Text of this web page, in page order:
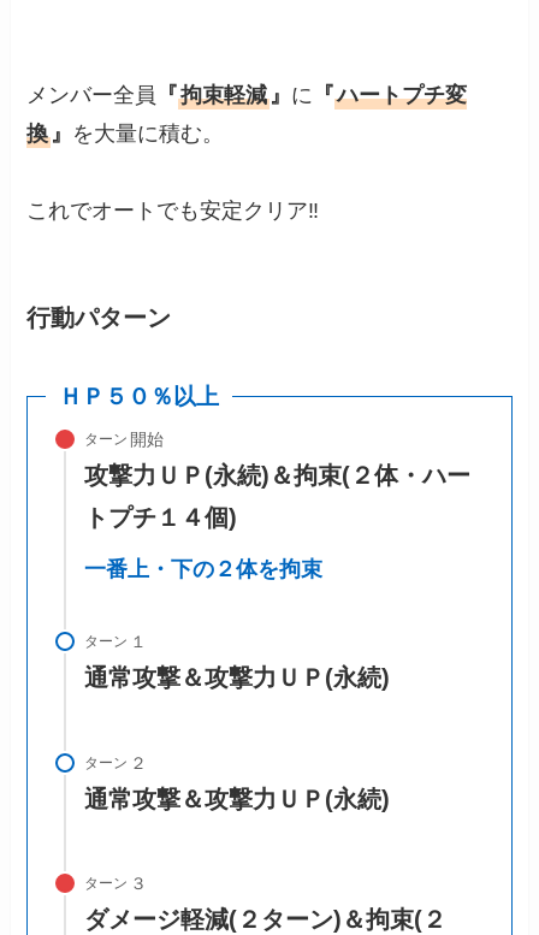
メンバー全員 『拘束軽減』 に 『ハートプチ変
換』 を大量に積む。
これでオートでも安定クリア‼
行動パターン
ＨＰ５０％以上
ターン
攻撃力ＵＰ(永続)＆拘束(２体・ハー
トプチ１４個)
一番上・下の２体を拘束
ターン
通常攻撃＆攻撃力ＵＰ(永続)
ターン
通常攻撃＆攻撃力ＵＰ(永続)
ターン
ダメージ軽減(２ターン)＆拘束(２